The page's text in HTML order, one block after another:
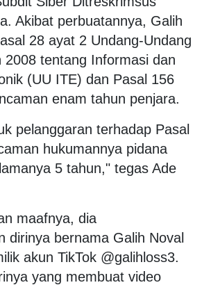
Akibat perbuatannya, Galih
28 ayat 2 Undang-Undang
2008 tentang Informasi dan
(UU ITE) dan Pasal 156
enam tahun penjara.
pelanggaran terhadap Pasal
hukumannya pidana
5 tahun," tegas Ade
maafnya, dia
dirinya bernama Galih Noval
akun TikTok @galihloss3.
yang membuat video